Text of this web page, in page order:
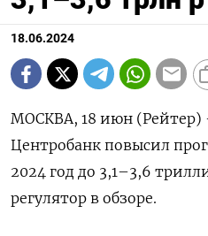
18.06.2024
МОСКВА, 18 июн (Рейтер)
Центробанк повысил
2024 год до 3,1–3,6
регулятор в обзоре.